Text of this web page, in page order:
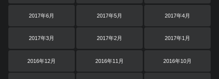
2017年6月 2017年5月 2017年4月
2017年3月 2017年2月 2017年1月
2016年12月 2016年11月 2016年10月